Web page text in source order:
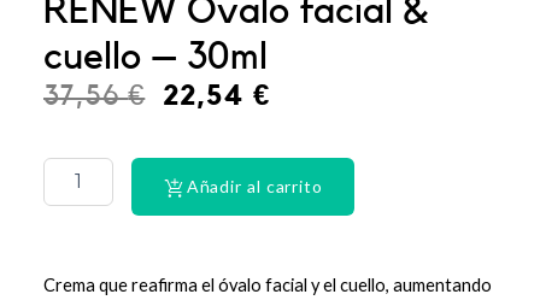
RENEW Óvalo facial &
cuello – 30ml
37,56€
El
original
era:
22,54 €El
actual
es:
DENTAL
LACER
EX-
cantidad
Añadir al carrito
Crema que reafirma el óvalo facial y el cuello, aumentando